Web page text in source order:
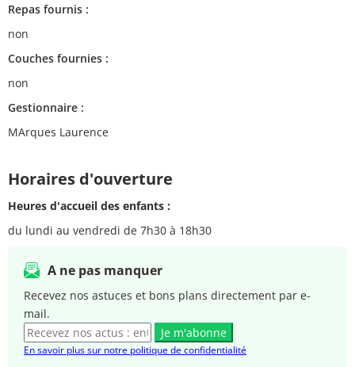
Repas fournis :
non
Couches fournies :
non
Gestionnaire :
MArques Laurence
Horaires d'ouverture
Heures d'accueil des enfants :
du lundi au vendredi de 7h30 à 18h30
A ne pas manquer
Recevez nos astuces et bons plans directement par e-
mail.
Je m'abonne
En savoir plus sur notre politique de confidentialité